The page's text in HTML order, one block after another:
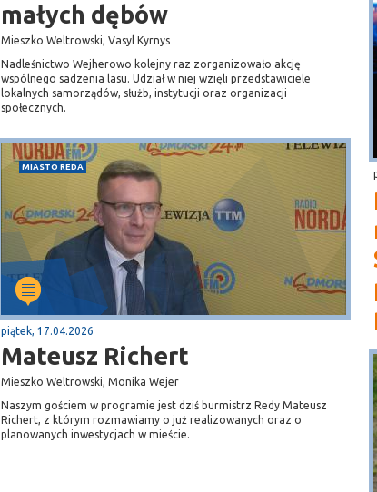
małych dębów
Mieszko Weltrowski, Vasyl Kyrnys
Nadleśnictwo Wejherowo kolejny raz zorganizowało akcję
wspólnego sadzenia lasu. Udział w niej wzięli przedstawiciele
lokalnych samorządów, służb, instytucji oraz organizacji
społecznych.
MIASTO REDA
piątek, 17.04.2026
Mateusz Richert
Mieszko Weltrowski, Monika Wejer
Naszym gościem w programie jest dziś burmistrz Redy Mateusz
Richert, z którym rozmawiamy o już realizowanych oraz o
planowanych inwestycjach w mieście.